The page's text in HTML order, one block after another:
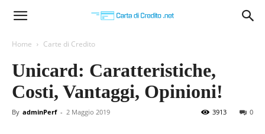
Carta
Credito
Home Carte di Credito
Unicard: Caratteristiche,
Costi, Vantaggi, Opinioni!
By adminPerf - 2 Maggio 2019 0
3913